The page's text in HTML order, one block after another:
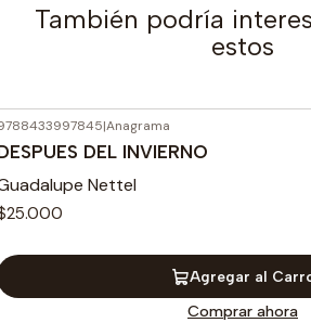
También podría
estos
|Anagrama
DEL INVIERNO
Nettel
Agregar al
Comprar ahora